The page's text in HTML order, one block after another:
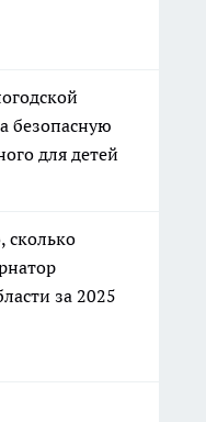
безопасную
для детей
сколько
за 2025